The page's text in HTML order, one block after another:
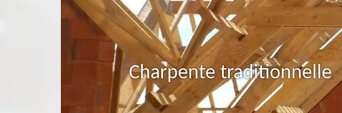
Charpente traditionnelle